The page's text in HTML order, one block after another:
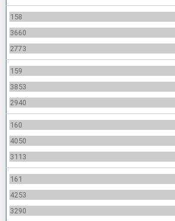
158
3660
2773
159
3853
2940
160
4050
3113
161
4253
3290